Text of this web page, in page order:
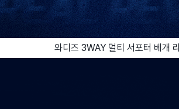
와디즈 3WAY 멀티 서포터 베개